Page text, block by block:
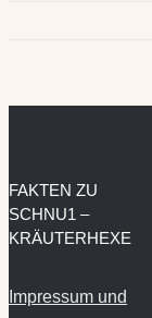
FAKTEN ZU
SCHNU1 –
KRÄUTERHEXE
Impressum und